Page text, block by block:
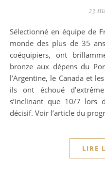
23
Sélectionné en équipe de France pour le championnat du
monde des plus de 35
coéquipiers, ont
bronze aux dépens du
l’Argentine, le Canada et
ils ont échoué
s’inclinant que 10/7 lors
décisif. Voir l’article du
LIRE